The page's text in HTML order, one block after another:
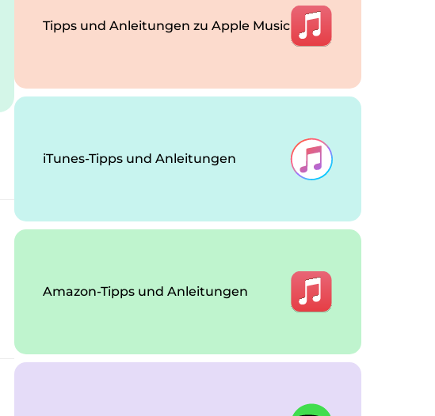
Tipps und Anleitungen zu Apple Music
iTunes-Tipps und Anleitungen
Amazon-Tipps und Anleitungen